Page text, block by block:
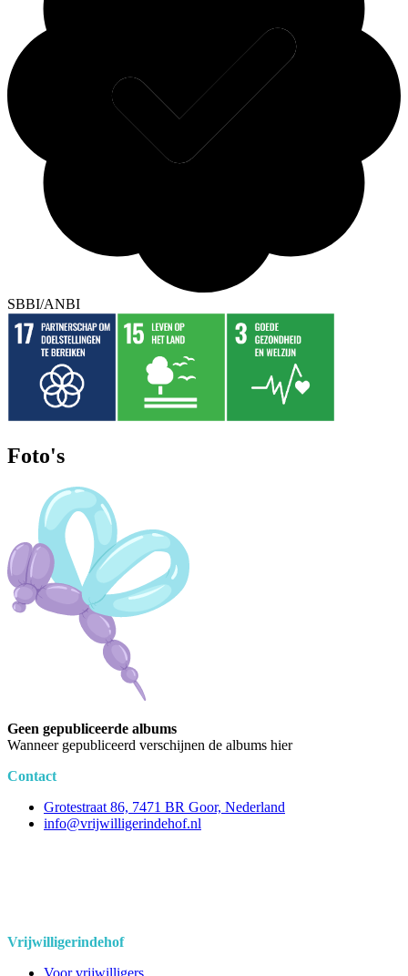
SBBI/ANBI
Foto's
Geen gepubliceerde albums
Wanneer gepubliceerd verschijnen de albums hier
Contact
Grotestraat 86, 7471 BR Goor, Nederland
info@vrijwilligerindehof.nl
Vrijwilligerindehof
Voor vrijwilligers